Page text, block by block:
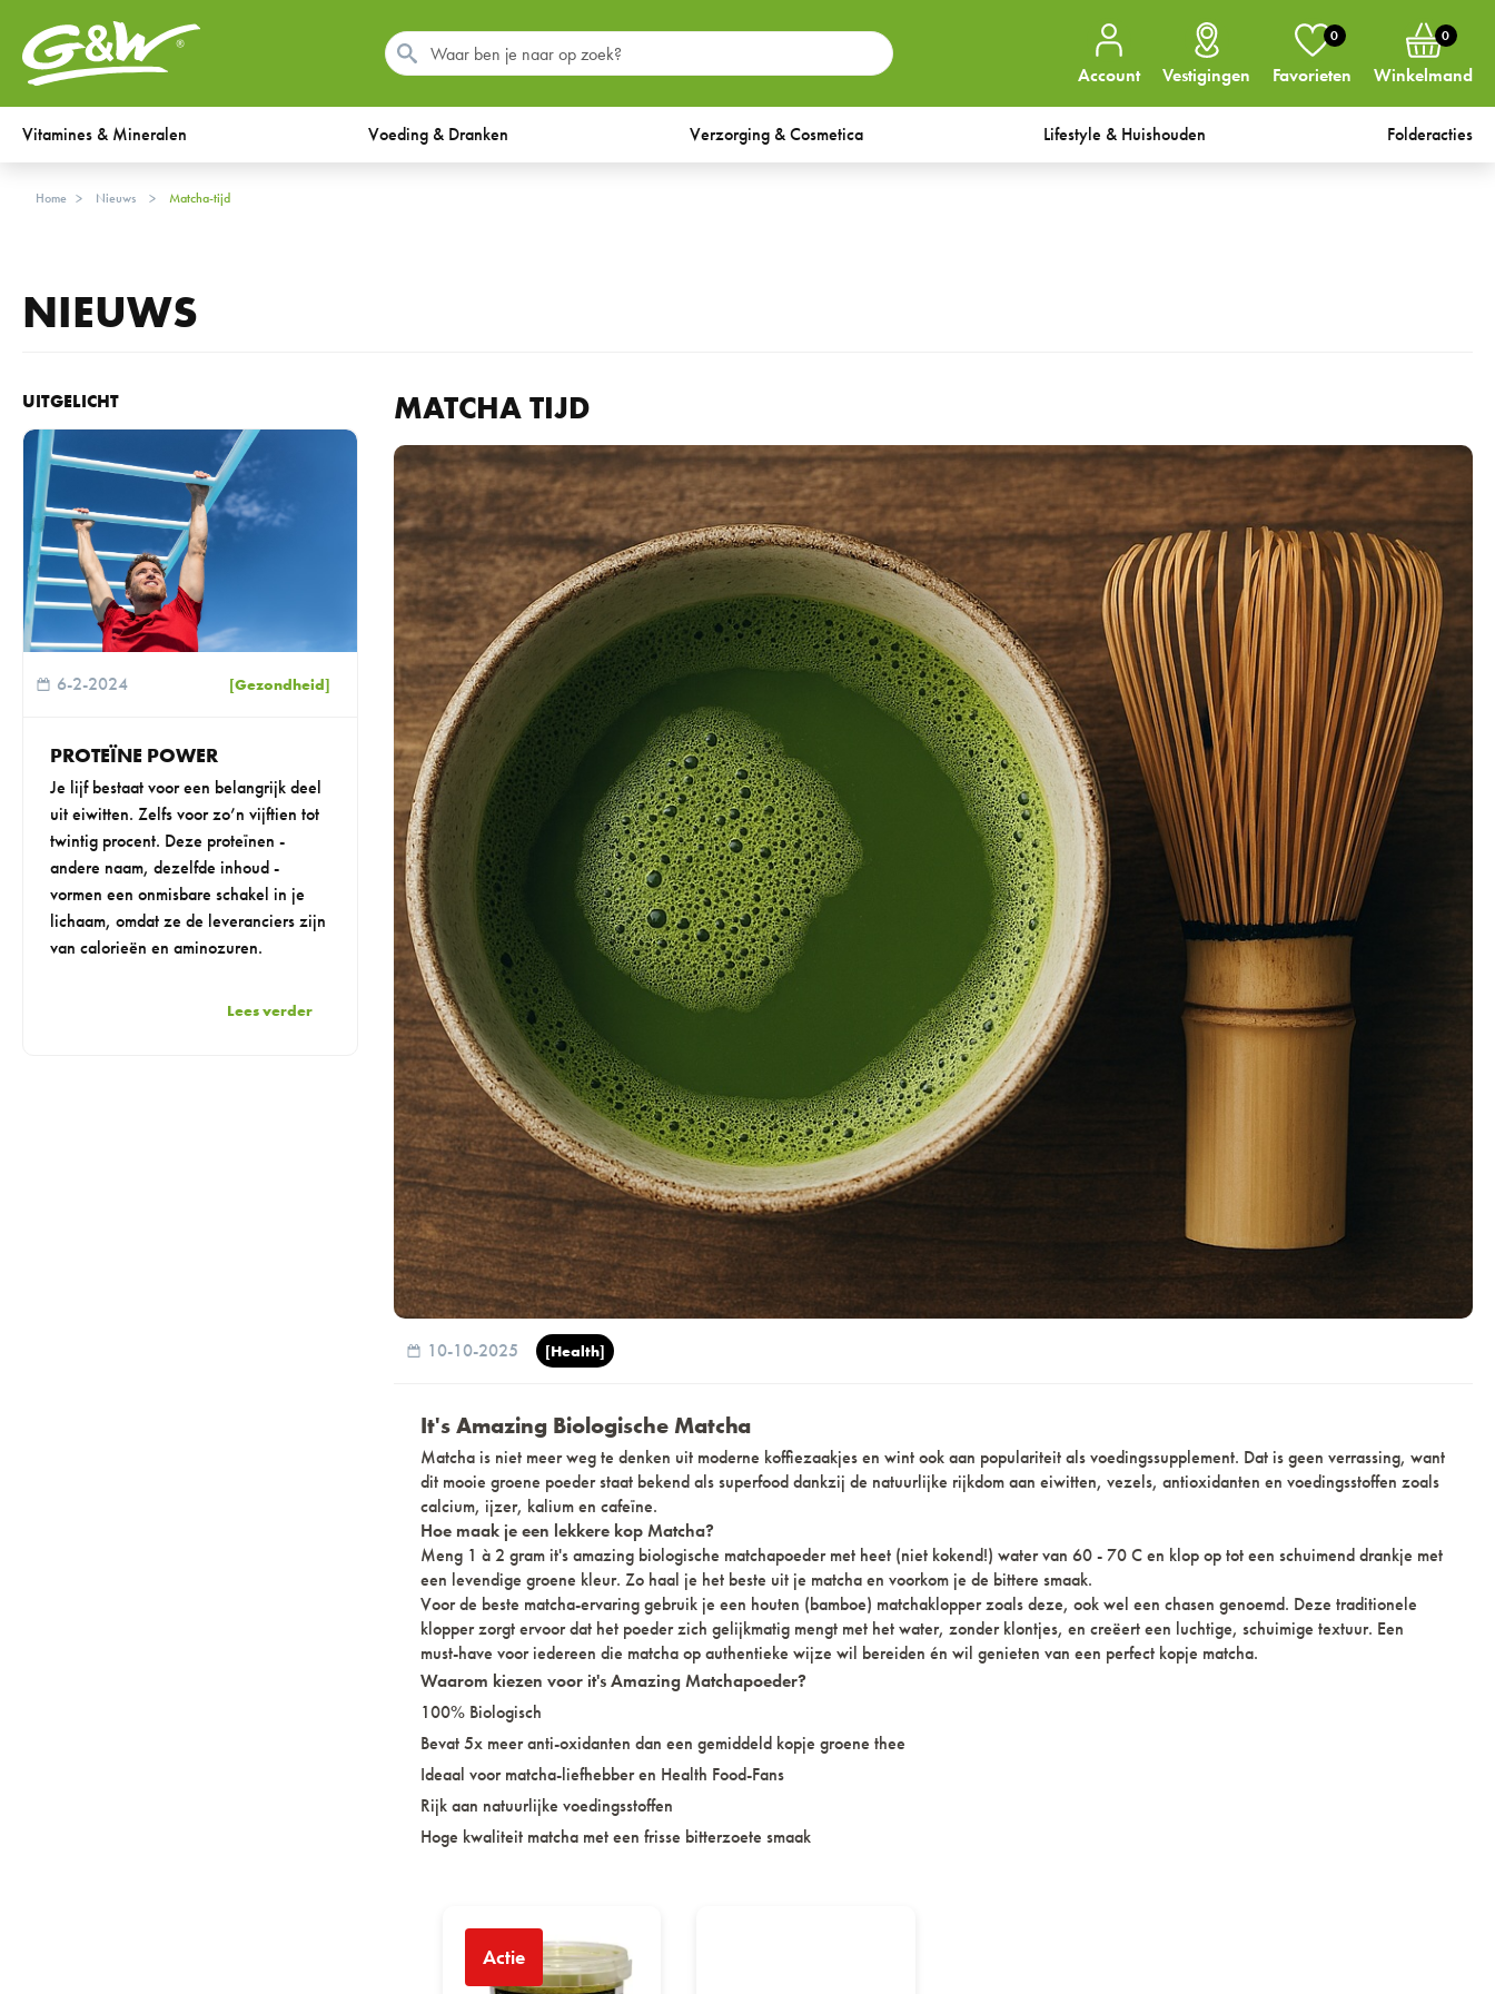
Account Vestigingen
0
Favorieten
0
Winkelmand
Vitamines & Mineralen Voeding & Dranken Verzorging & Cosmetica Lifestyle & Huishouden Folderacties
Home Nieuws matcha-tijd
NIEUWS
MATCHA TIJD
10-10-2025 [Health]
It's Amazing Biologische Matcha
Matcha is niet meer weg te denken uit moderne koffiezaakjes en wint ook aan populariteit als voedingssupplement. Dat is geen verrassing, want
dit mooie groene poeder staat bekend als superfood dankzij de natuurlijke rijkdom aan eiwitten, vezels, antioxidanten en voedingsstoffen zoals
calcium, ijzer, kalium en cafeïne.
Hoe maak je een lekkere kop Matcha?
Meng 1 à 2 gram it's amazing biologische matchapoeder met heet (niet kokend!) water van 60 - 70 C en klop op tot een schuimend drankje met
een levendige groene kleur. Zo haal je het beste uit je matcha en voorkom je de bittere smaak.
Voor de beste matcha-ervaring gebruik je een houten (bamboe) matchaklopper zoals deze, ook wel een chasen genoemd. Deze traditionele
klopper zorgt ervoor dat het poeder zich gelijkmatig mengt met het water, zonder klontjes, en creëert een luchtige, schuimige textuur. Een
must-have voor iedereen die matcha op authentieke wijze wil bereiden én wil genieten van een perfect kopje matcha.
Waarom kiezen voor it's Amazing Matchapoeder?
100% Biologisch
Bevat 5x meer anti-oxidanten dan een gemiddeld kopje groene thee
Ideaal voor matcha-liefhebber en Health Food-Fans
Rijk aan natuurlijke voedingsstoffen
Hoge kwaliteit matcha met een frisse bitterzoete smaak
Actie
UITGELICHT
6-2-2024 [Gezondheid]
PROTEÏNE POWER
Je lijf bestaat voor een belangrijk deel
uit eiwitten. Zelfs voor zo’n vijftien tot
twintig procent. Deze proteïnen -
andere naam, dezelfde inhoud -
vormen een onmisbare schakel in je
lichaam, omdat ze de leveranciers zijn
van calorieën en aminozuren.
Lees verder